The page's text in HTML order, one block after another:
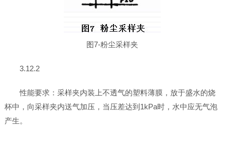
图7-粉尘采样夹
3.12.2
性能要求：采样夹内装上不透气的塑料薄膜，放于盛水的烧
杯中，向采样夹内送气加压，当压差达到1kPa时，水中应无气泡
产生。